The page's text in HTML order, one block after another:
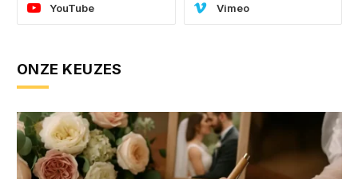
YouTube Vimeo
ONZE KEUZES